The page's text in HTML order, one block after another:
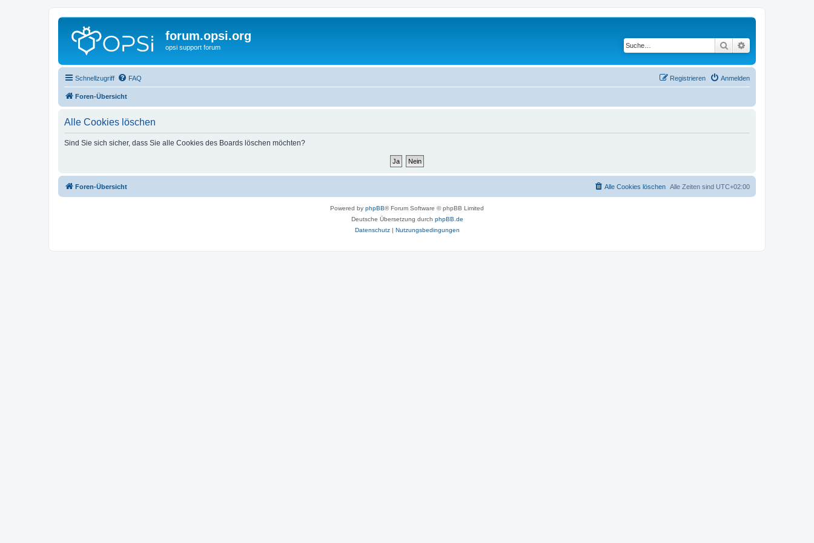
forum.opsi.org
opsi support forum Suche
Schnellzugriff FAQ Anmelden
Registrieren
Foren-Übersicht
Alle Cookies löschen
Sind Sie sich sicher, dass Sie alle Cookies des Boards löschen möchten?
Foren-Übersicht Alle Zeiten sind UTC+02:00
Alle Cookies löschen
Powered by phpBB® Forum Software © phpBB Limited
Deutsche Übersetzung durch phpBB.de
Datenschutz| Nutzungsbedingungen